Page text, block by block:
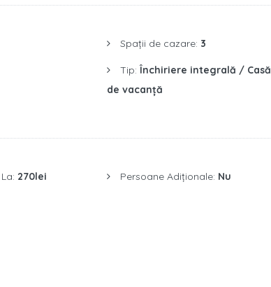
Spații de cazare: 3
Tip: Închiriere integrală / Casă
de vacanță
270lei Persoane Adiționale: Nu